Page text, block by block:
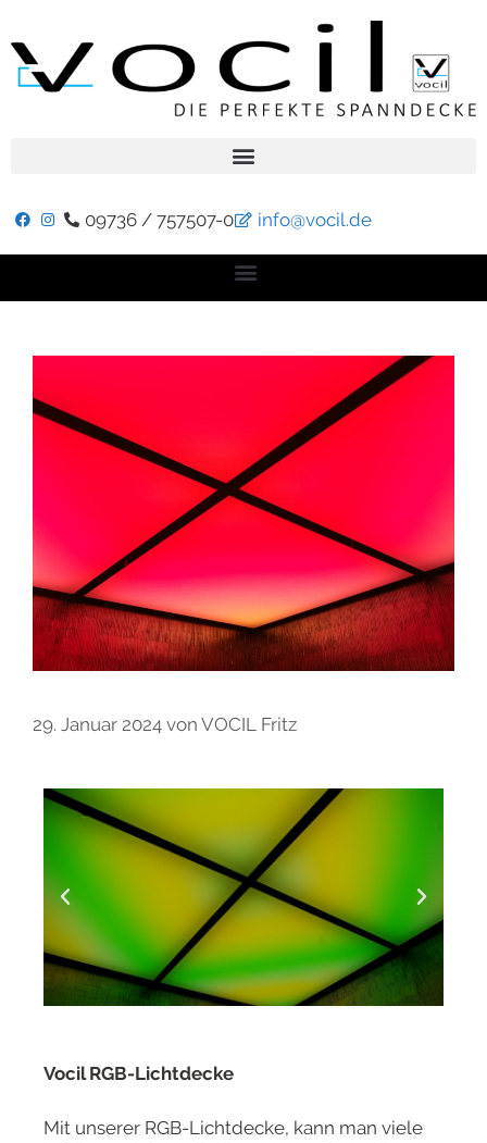
09736 / 757507-0 info@vocil.de
29. Januar 2024 von VOCIL Fritz
Vocil RGB-Lichtdecke
Mit unserer RGB-Lichtdecke, kann man viele